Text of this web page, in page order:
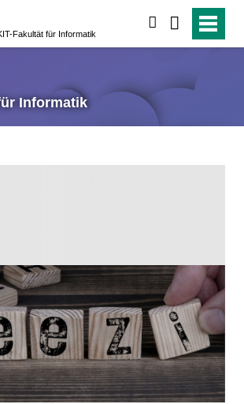
Fakultät für Informatik
Informatik